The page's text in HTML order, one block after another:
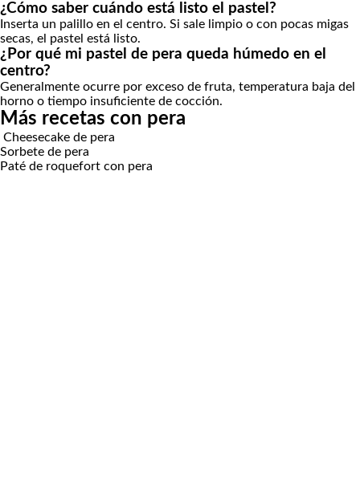
¿Cómo saber cuándo está listo el pastel?
Inserta un palillo en el centro. Si sale limpio o con pocas migas
secas, el pastel está listo.
¿Por qué mi pastel de pera queda húmedo en el
centro?
Generalmente ocurre por exceso de fruta, temperatura baja del
horno o tiempo insuficiente de cocción.
Más recetas con pera
Cheesecake de pera
Sorbete de pera
Paté de roquefort con pera